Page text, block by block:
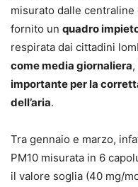
misurato dalle
fornito un quadro
respirata dai cittadini
come media giornaliera
importante per la
dell’aria.
Tra gennaio e marzo,
PM10 misurata in 6
il valore soglia (40 mg/